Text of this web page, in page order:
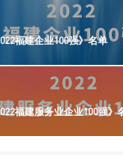
福建企业100强》名单
福建服务业企业100强》